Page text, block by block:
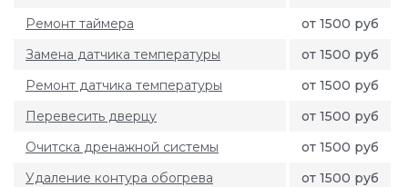
Ремонт таймера
от 1500 руб
Замена датчика температуры
от 1500 руб
Ремонт датчика температуры
от 1500 руб
Перевесить дверцу
от 1500 руб
Очитска дренажной системы
от 1500 руб
Удаление контура обогрева
от 1500 руб